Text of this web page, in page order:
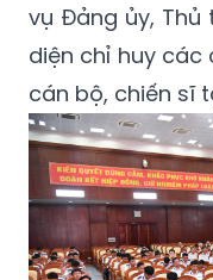
vụ Đảng ủy, Thủ
diện chỉ huy
cán bộ, chiến sĩ